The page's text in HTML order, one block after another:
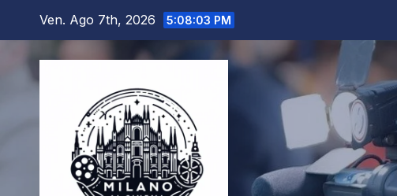
contenuto
Ven. Ago 7th, 2026 5:08:04 PM